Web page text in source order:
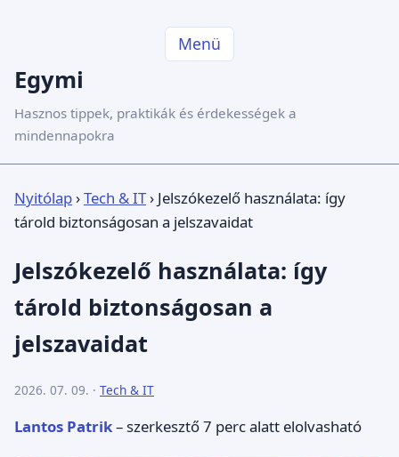
Menü
Egymi
Hasznos tippek, praktikák és érdekességek a
mindennapokra
Nyitólap›Tech & IT› Jelszókezelő használata: így
tárold biztonságosan a jelszavaidat
Jelszókezelő használata: így
tárold biztonságosan a
jelszavaidat
2026. 07. 09. · Tech & IT
Lantos Patrik– szerkesztő7 perc alatt elolvasható